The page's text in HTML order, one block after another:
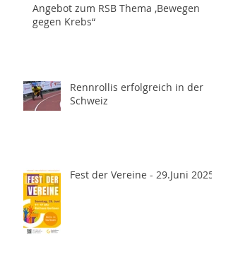
Angebot zum RSB Thema ,Bewegen
gegen Krebs“
Rennrollis erfolgreich in der
Schweiz
Fest der Vereine - 29.Juni 2025